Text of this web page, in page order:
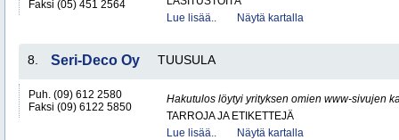
Faksi (05) 451 2564
Lue lisää..
Näytä kartalla
8. Seri-Deco Oy TUUSULA
Puh. (09) 612 2580
Faksi (09) 6122 5850
Hakutulos löytyi yrityksen omien www-sivujen
TARROJA JA ETIKETTEJÄ
Lue lisää..
Näytä kartalla